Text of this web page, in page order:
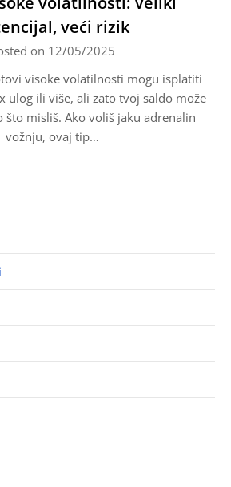
veći rizik
on 12/05/2025
visoke volatilnosti mogu isplatiti
ulog ili više, ali zato tvoj saldo može
što misliš. Ako voliš jaku adrenalin
vožnju, ovaj tip…